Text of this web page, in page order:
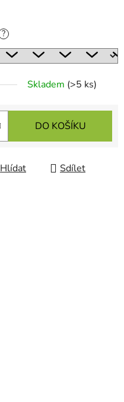
?
Skladem (>5 ks)
DO KOŠÍKU
Hlídat Sdílet